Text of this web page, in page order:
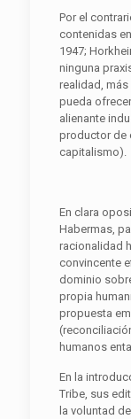
Por el
contenidas
1947;
ninguna
realidad,
pueda
alienante
productor de
capitalismo).
En clara
Habermas,
racionalidad
convincente
dominio
propia
propuesta
humanos
En la
Tribe, sus
la voluntad